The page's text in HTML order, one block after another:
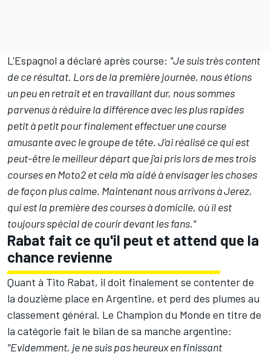
L'Espagnol a déclaré après course: "Je suis très content
de ce résultat. Lors de la première journée, nous étions
un peu en retrait et en travaillant dur, nous sommes
parvenus à réduire la différence avec les plus rapides
petit à petit pour finalement effectuer une course
amusante avec le groupe de tête. J'ai réalisé ce qui est
peut-être le meilleur départ que j'ai pris lors de mes trois
courses en Moto2 et cela m'a aidé à envisager les choses
de façon plus calme. Maintenant nous arrivons à Jerez,
qui est la première des courses à domicile, où il est
toujours spécial de courir devant les fans."
Rabat fait ce qu'il peut et attend que la
chance revienne
Quant à Tito Rabat, il doit finalement se contenter de
la douzième place en Argentine, et perd des plumes au
classement général. Le Champion du Monde en titre de
la catégorie fait le bilan de sa manche argentine:
"Evidemment, je ne suis pas heureux en finissant